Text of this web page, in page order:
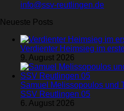
info@ssv-reutlingen.de
Neueste Posts
Verdienter Heimsieg im
9. August 2026
Samuel Melissopoulos und
SSV Reutlingen 05
6. August 2026